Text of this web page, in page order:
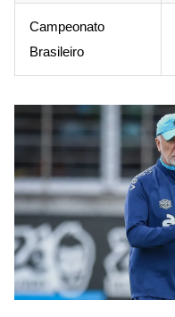
Campeonato
Brasileiro